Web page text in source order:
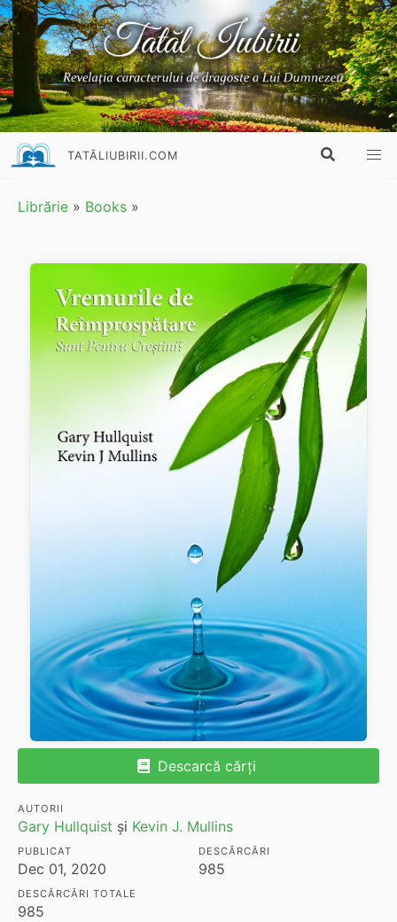
TATĂLIUBIRII.COM
Librărie » Books »
Descarcă cărți
AUTORII
Gary Hullquist și Kevin J. Mullins
PUBLICAT
Dec 01, 2020
DESCĂRCĂRI
985
DESCĂRCĂRI TOTALE
985